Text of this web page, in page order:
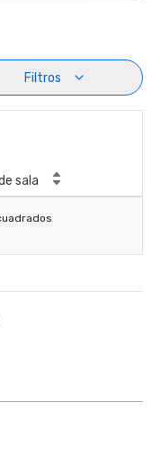
Filtros
sala